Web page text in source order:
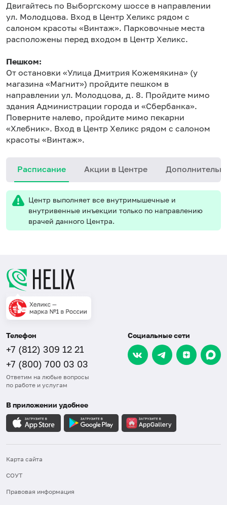
Двигайтесь по Выборгскому шоссе в направлении
ул. Молодцова. Вход в Центр Хеликс рядом с
салоном красоты «Винтаж». Парковочные места
расположены перед входом в Центр Хеликс.
Пешком:
От остановки «Улица Дмитрия Кожемякина» (у
магазина «Магнит») пройдите пешком в
направлении ул. Молодцова, д. 8. Пройдите мимо
здания Администрации города и «Сбербанка».
Поверните налево, пройдите мимо пекарни
«Хлебник». Вход в Центр Хеликс рядом с салоном
красоты «Винтаж».
Расписание Акции в Центре
Центр выполняет все внутримышечные и
внутривенные инъекции только по направлению
врачей данного Центра.
Телефон
+7 (812) 309 12 21
+7 (800) 700 03 03
Ответим на любые вопросы
по работе и услугам
Социальные сети
В приложении удобнее
Карта сайта
СОУТ
Правовая информация